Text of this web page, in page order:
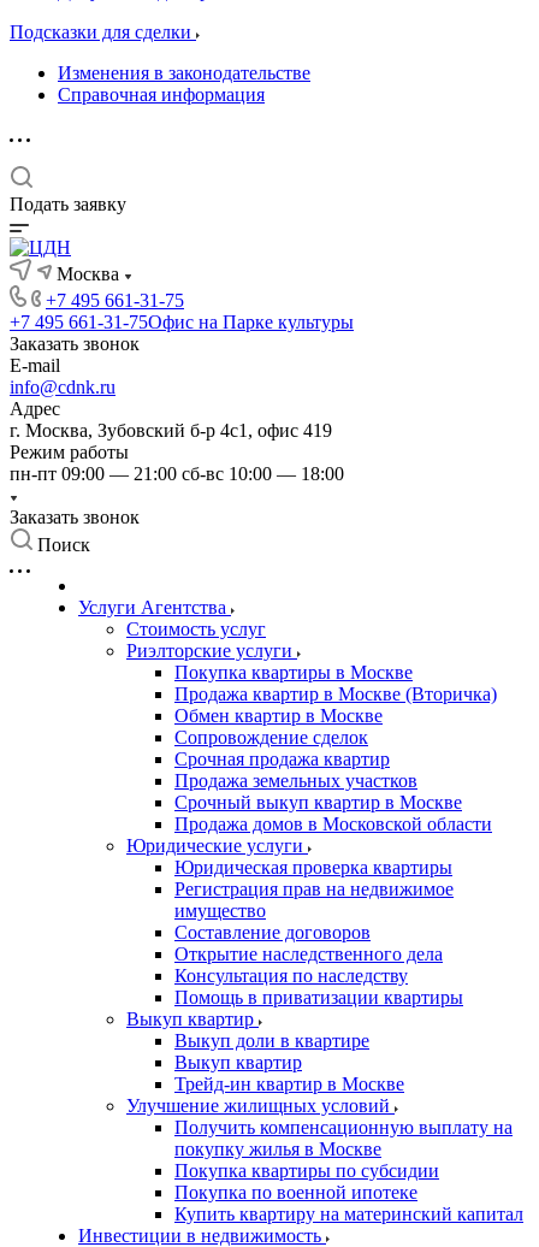
Подсказки для сделки
Изменения в законодательстве
Справочная информация
Подать заявку
Москва
+7 495 661-31-75
+7 495 661-31-75Офис на Парке культуры
Заказать звонок
E-mail
info@cdnk.ru
Адрес
г. Москва, Зубовский б-р 4с1, офис 419
Режим работы
пн-пт 09:00 — 21:00 сб-вс 10:00 — 18:00
Заказать звонок
Поиск
Услуги Агентства
Стоимость услуг
Риэлторские услуги
Покупка квартиры в Москве
Продажа квартир в Москве (Вторичка)
Обмен квартир в Москве
Сопровождение сделок
Срочная продажа квартир
Продажа земельных участков
Срочный выкуп квартир в Москве
Продажа домов в Московской области
Юридические услуги
Юридическая проверка квартиры
Регистрация прав на недвижимое
имущество
Составление договоров
Открытие наследственного дела
Консультация по наследству
Помощь в приватизации квартиры
Выкуп квартир
Выкуп доли в квартире
Выкуп квартир
Трейд-ин квартир в Москве
Улучшение жилищных условий
Получить компенсационную выплату на
покупку жилья в Москве
Покупка квартиры по субсидии
Покупка по военной ипотеке
Купить квартиру на материнский капитал
Инвестиции в недвижимость